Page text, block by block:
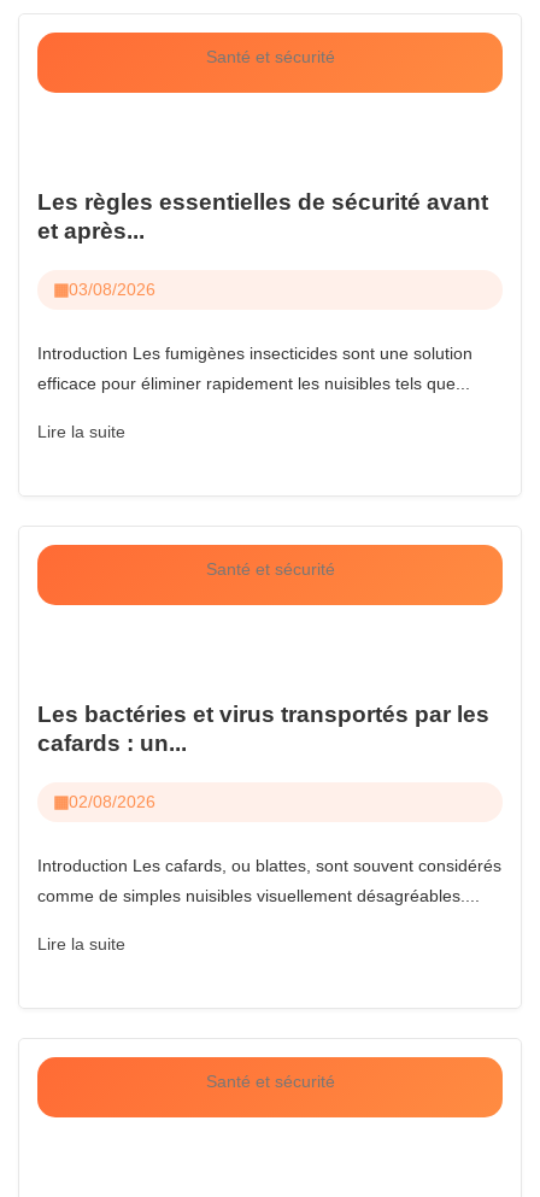
Santé et sécurité
Les règles essentielles de sécurité avant
et après...
03/08/2026
Introduction Les fumigènes insecticides sont une solution
efficace pour éliminer rapidement les nuisibles tels que...
Lire la suite
Santé et sécurité
Les bactéries et virus transportés par les
cafards : un...
02/08/2026
Introduction Les cafards, ou blattes, sont souvent considérés
comme de simples nuisibles visuellement désagréables....
Lire la suite
Santé et sécurité